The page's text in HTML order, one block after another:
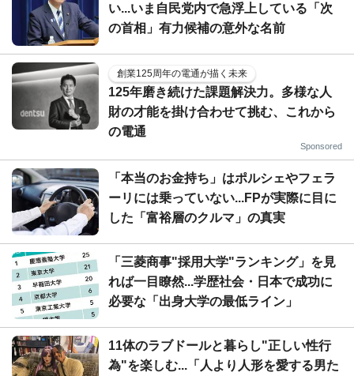
い...いま自民党内で急浮上している「次
の首相」有力候補の意外な名前
創業125周年の電通が描く未来
125年磨き続けた課題解決力。多様な人
財の才能を掛け合わせて挑む、これから
の電通
Sponsored
「本当のお金持ち」はポルシェやフェラ
ーリには乗っていない...FPが実際に目に
した「富裕層のクルマ」の真実
「三菱商事"採用大学"ランキング」を見
れば一目瞭然...学歴社会・日本で成功に
必要な「出身大学の最低ライン」
11体のラブドールと暮らし"正しい性行
為"を楽しむ...「人より人形を愛する男た